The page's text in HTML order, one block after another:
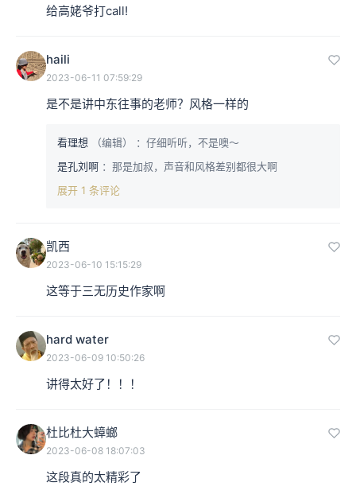
给高姥爷打call!
haili
2023-06-11 07:59:29
是不是讲中东往事的老师？风格一样的
看理想 （编辑）
：仔细听听，不是噢～
是孔刘啊 ：那是加叔，声音和风格差别都很大啊
展开 1 条评论
凯西
2023-06-10 15:15:29
这等于三无历史作家啊
hard water
2023-06-09 10:50:26
讲得太好了！！！
杜比杜大蟑螂
2023-06-08 18:07:03
这段真的太精彩了